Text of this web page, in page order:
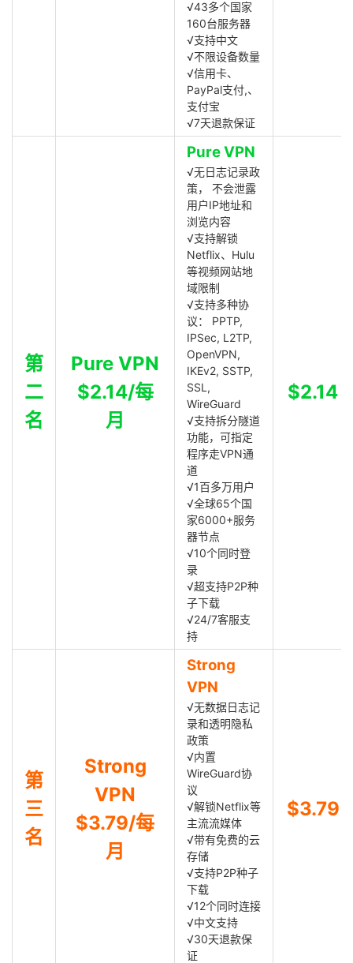
√43多个国家
160台服务器
√支持中文
√不限设备数量
√信用卡、
PayPal支付,、
支付宝
√7天退款保证
第
二
名
Pure VPN
$2.14/每
月
Pure VPN
√无日志记录政
策， 不会泄露
用户IP地址和
浏览内容
√支持解锁
Netflix、Hulu
等视频网站地
域限制
√支持多种协
议： PPTP,
IPSec, L2TP,
OpenVPN,
IKEv2, SSTP,
SSL,
WireGuard
√支持拆分隧道
功能，可指定
程序走VPN通
道
√1百多万用户
√全球65个国
家6000+服务
器节点
√10个同时登
录
√超支持P2P种
子下载
√24/7客服支
持
$2.14
第
三
名
Strong
VPN
$3.79/每
月
Strong
VPN
√无数据日志记
录和透明隐私
政策
√内置
WireGuard协
议
√解锁Netflix等
主流流媒体
√带有免费的云
存储
√支持P2P种子
下载
√12个同时连接
√中文支持
√30天退款保
证
$3.79